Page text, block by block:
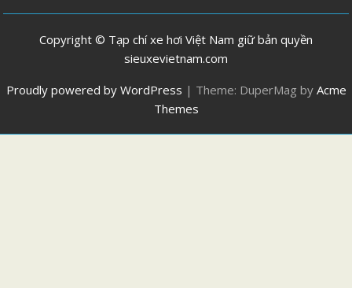
Copyright © Tạp chí xe hơi Việt Nam giữ bản quyền
sieuxevietnam.com
Proudly powered by WordPress | Theme: DuperMag by Acme
Themes